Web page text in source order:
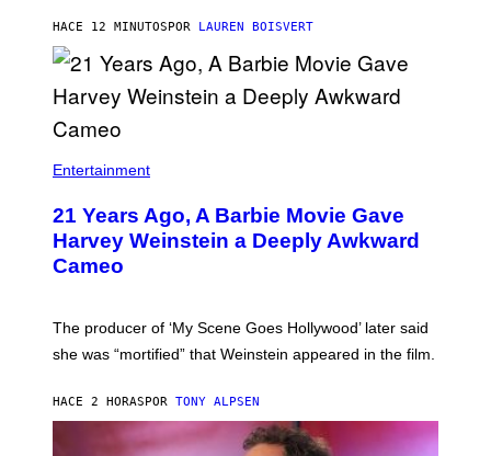
S
E
N
M
I
R
E
F
E
R
N
S
HACE 12 MINUTOS POR LAUREN BOISVERT
Entertainment
21 Years Ago, A Barbie Movie Gave
Harvey Weinstein a Deeply Awkward
Cameo
The producer of ‘My Scene Goes Hollywood’ later said
she was “mortified” that Weinstein appeared in the film.
HACE 2 HORAS POR TONY ALPSEN